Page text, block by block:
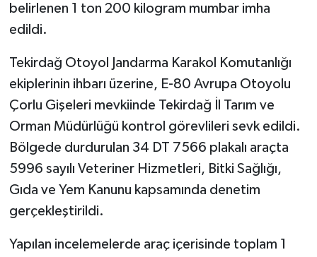
belirlenen 1 ton 200 kilogram mumbar imha
edildi.
Tekirdağ Otoyol Jandarma Karakol Komutanlığı
ekiplerinin ihbarı üzerine, E-80 Avrupa Otoyolu
Çorlu Gişeleri mevkiinde Tekirdağ İl Tarım ve
Orman Müdürlüğü kontrol görevlileri sevk edildi.
Bölgede durdurulan 34 DT 7566 plakalı araçta
5996 sayılı Veteriner Hizmetleri, Bitki Sağlığı,
Gıda ve Yem Kanunu kapsamında denetim
gerçekleştirildi.
Yapılan incelemelerde araç içerisinde toplam 1
GÜNDEM
Güvenlik
İNSAN
İş Dünyası
Jandarma
Kadın